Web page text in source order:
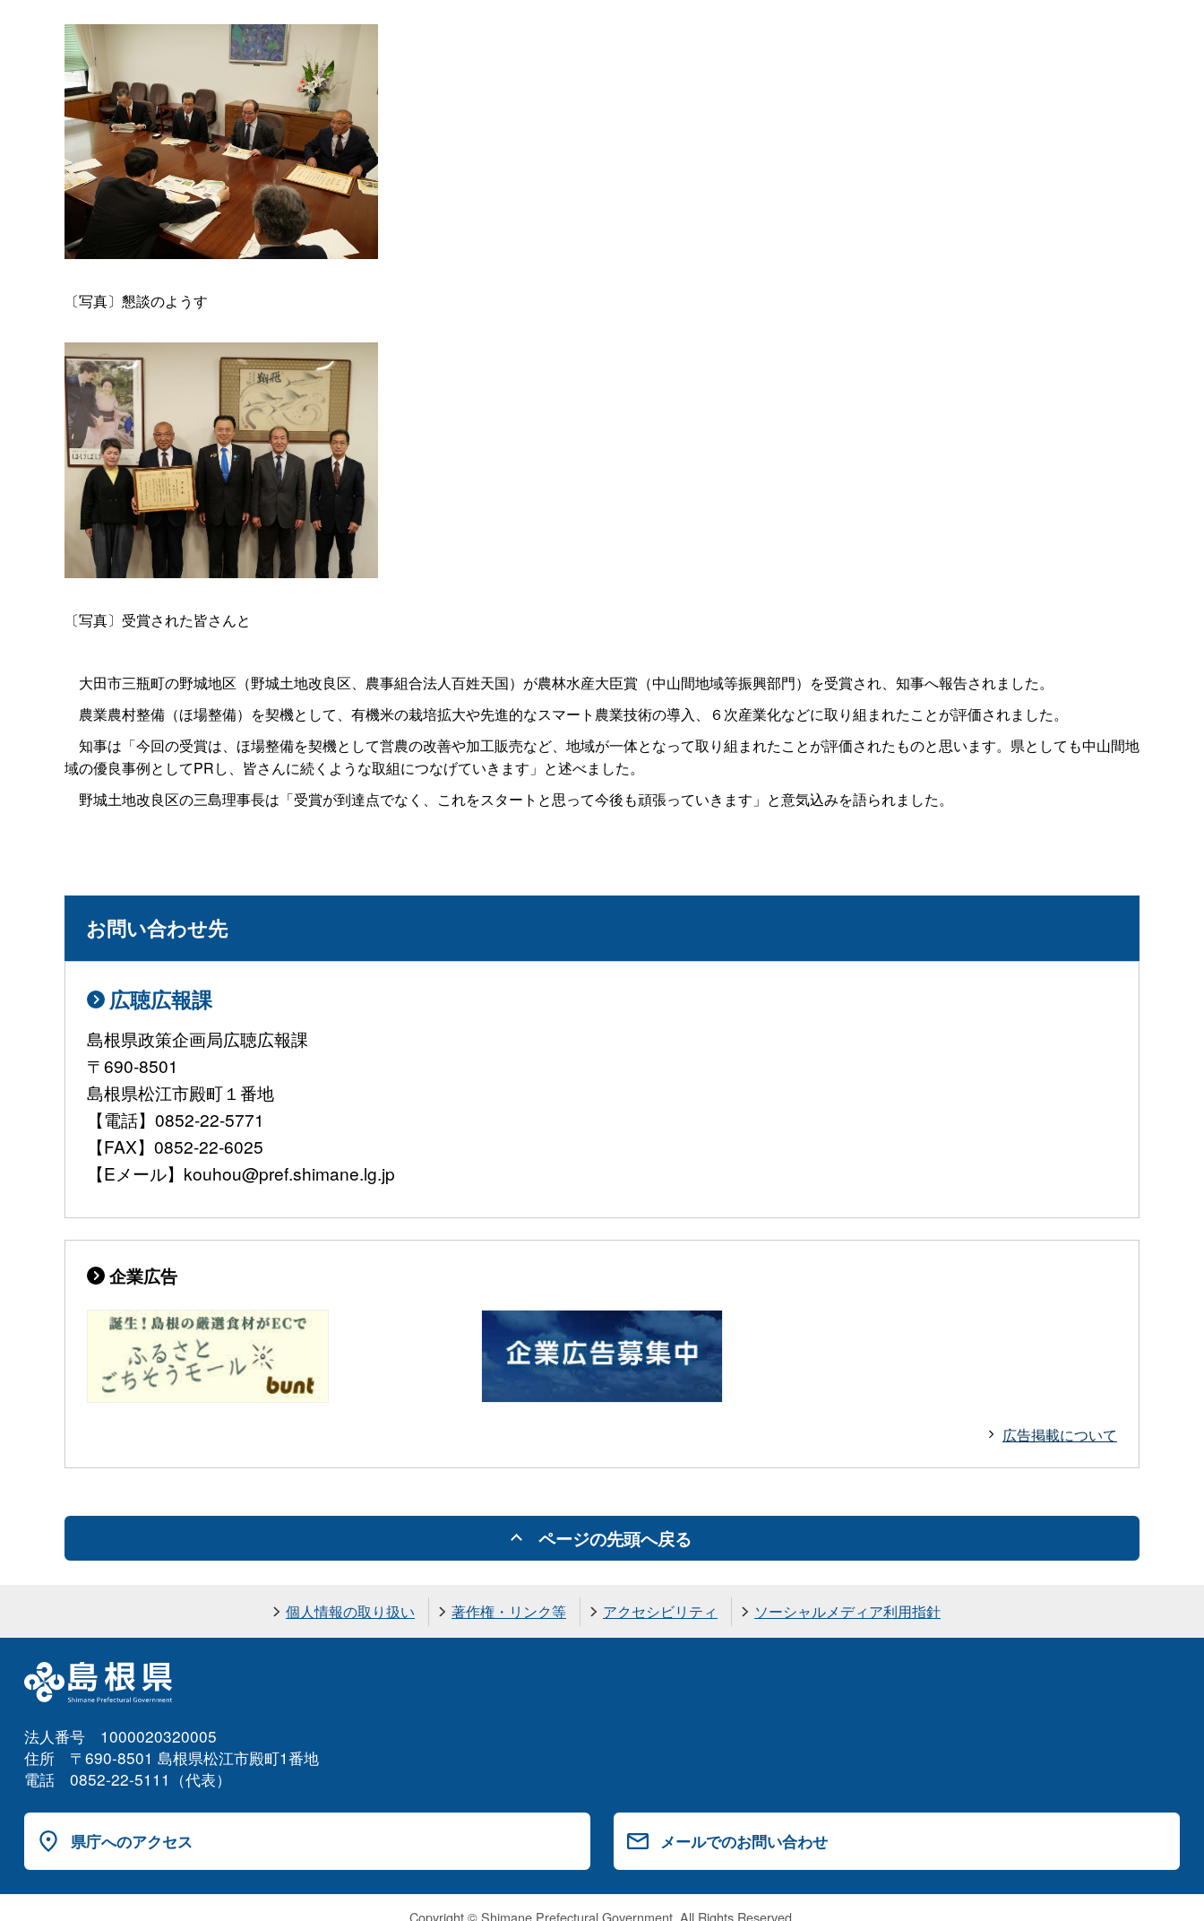
〔写真〕懇談のようす
〔写真〕受賞された皆さんと
大田市三瓶町の野城地区（野城土地改良区、農事組合法人百姓天国）が農林水産大臣賞（中山間地域等振興部門）を受賞され、知事へ報告されました。
農業農村整備（ほ場整備）を契機として、有機米の栽培拡大や先進的なスマート農業技術の導入、６次産業化などに取り組まれたことが評価されました。
知事は「今回の受賞は、ほ場整備を契機として営農の改善や加工販売など、地域が一体となって取り組まれたことが評価されたものと思います。県としても中山間地
域の優良事例としてPRし、皆さんに続くような取組につなげていきます」と述べました。
野城土地改良区の三島理事長は「受賞が到達点でなく、これをスタートと思って今後も頑張っていきます」と意気込みを語られました。
お問い合わせ先
広聴広報課
島根県政策企画局広聴広報課
〒690-8501
島根県松江市殿町１番地
【電話】0852-22-5771
【FAX】0852-22-6025
【Eメール】kouhou@pref.shimane.lg.jp
企業広告
広告掲載について
ページの先頭へ戻る
個人情報の取り扱い 著作権・リンク等 アクセシビリティ ソーシャルメディア利用指針
法人番号 1000020320005
住所 〒690-8501 島根県松江市殿町1番地
電話 0852-22-5111（代表）
県庁へのアクセス メールでのお問い合わせ
Copyright © Shimane Prefectural Government. All Rights Reserved.